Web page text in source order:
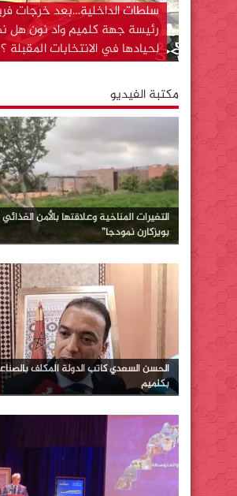
سلطات الداخلية…بعد خرجات
رئيسة جهة كلميم واد نون هل
لحيادها في الانتخابات المقبلة
وتسألني بعد كل هذا لما يهاجر
مكتبة الفيديو
التغيرات المناخية وعلاقتها بالأمن
بويزكارن نمودجا”
الحسن السعدي كاتب الدولة المكلف
بكلميم